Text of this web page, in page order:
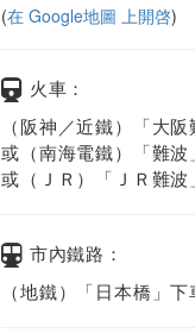
(在 Google地圖 上開啓)
火車：
（阪神／近鐵）「大
或（南海電鐵）「難波
或（ＪＲ）「ＪＲ難
市內鐵路：
（地鐵）「日本橋」